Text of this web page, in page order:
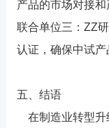
产品的市场对接和
联合单位三：ZZ
认证，确保中试产
五、结语
在制造业转型升